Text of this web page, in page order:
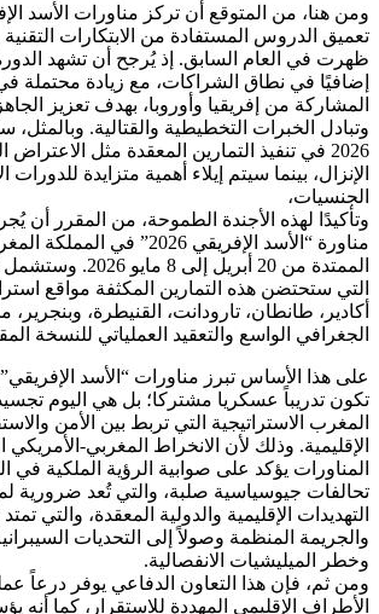
تعميق الدروس المستفادة من الابتكارات التقنية
ظهرت في العام السابق. إذ يُرجح أن تشهد
إضافيًا في نطاق الشراكات، مع زيادة محتملة
المشاركة من إفريقيا وأوروبا، بهدف تعزيز
وتبادل الخبرات التخطيطية والقتالية.
2026 في تنفيذ التمارين المعقدة مثل
الإنزال، بينما سيتم إيلاء أهمية متزايدة للدورات
الجنسيات،
وتأكيدًا لهذه الأجندة الطموحة، من المقرر أن
مناورة “الأسد الإفريقي 2026” في
الممتدة من 20 أبريل
التي ستحتضن هذه التمارين المكثفة مواقع
أكادير، طانطان، تارودانت، القنيطرة،
الجغرافي الواسع والتعقيد العملياتي للنسخة
على هذا الأساس تبرز مناورات “الأسد الإفريقي”
تكون تدريباً عسكريا مشتركا؛ بل هي اليوم
المغرب الاستراتيجية التي تربط بين الأمن
الإقليمية. وذلك لأن الانخراط المغربي-
المناورات يؤكد على صوابية الرؤية الملكية في
تحالفات جيوسياسية صلبة، والتي تُعد ضرورية
التهديدات الإقليمية والدولية المعقدة، والتي
والجريمة المنظمة وصولاً إلى التحديات
وخطر الميليشيات الانفصالية.
ومن ثم، فإن هذا التعاون الدفاعي يوفر درعاً
الأطراف الإقليمي المهددة للاستقرار، كما